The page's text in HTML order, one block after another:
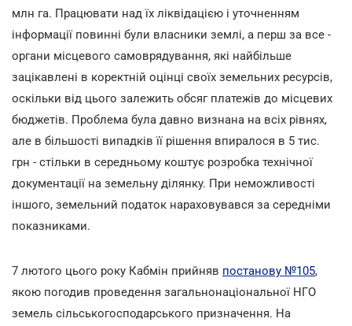
млн га. Працювати над їх ліквідацією і уточненням
інформації повинні були власники землі, а перш за все -
органи місцевого самоврядування, які найбільше
зацікавлені в коректній оцінці своїх земельних ресурсів,
оскільки від цього залежить обсяг платежів до місцевих
бюджетів. Проблема була давно визнана на всіх рівнях,
але в більшості випадків її рішення впиралося в 5 тис.
грн - стільки в середньому коштує розробка технічної
документації на земельну ділянку. При неможливості
іншого, земельний податок нараховувався за середніми
показниками.
7 лютого цього року Кабмін прийняв постанову №105,
якою погодив проведення загальнонаціональної НГО
земель сільськогосподарського призначення. На